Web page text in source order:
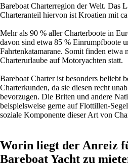
Bareboat Charterregion der Welt. Das
Charteranteil hiervon ist Kroatien mit
Mehr als 90 % aller Charterboote in
davon sind etwa 85 % Einrumpfboote
Fahrtenkatamarane. Somit finden etwa
Charterurlaube auf Motoryachten statt.
Bareboat Charter ist besonders beliebt
Charterkunden, da sie diesen recht
bevorzugen. Die Briten und andere
beispielsweise gerne auf Flottillen-
soziale Komponente dieser Art von
Worin liegt der Anreiz
Bareboat Yacht zu